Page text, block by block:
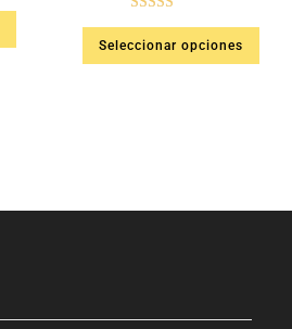
Valorado en
5.00de 5
Seleccionar opciones